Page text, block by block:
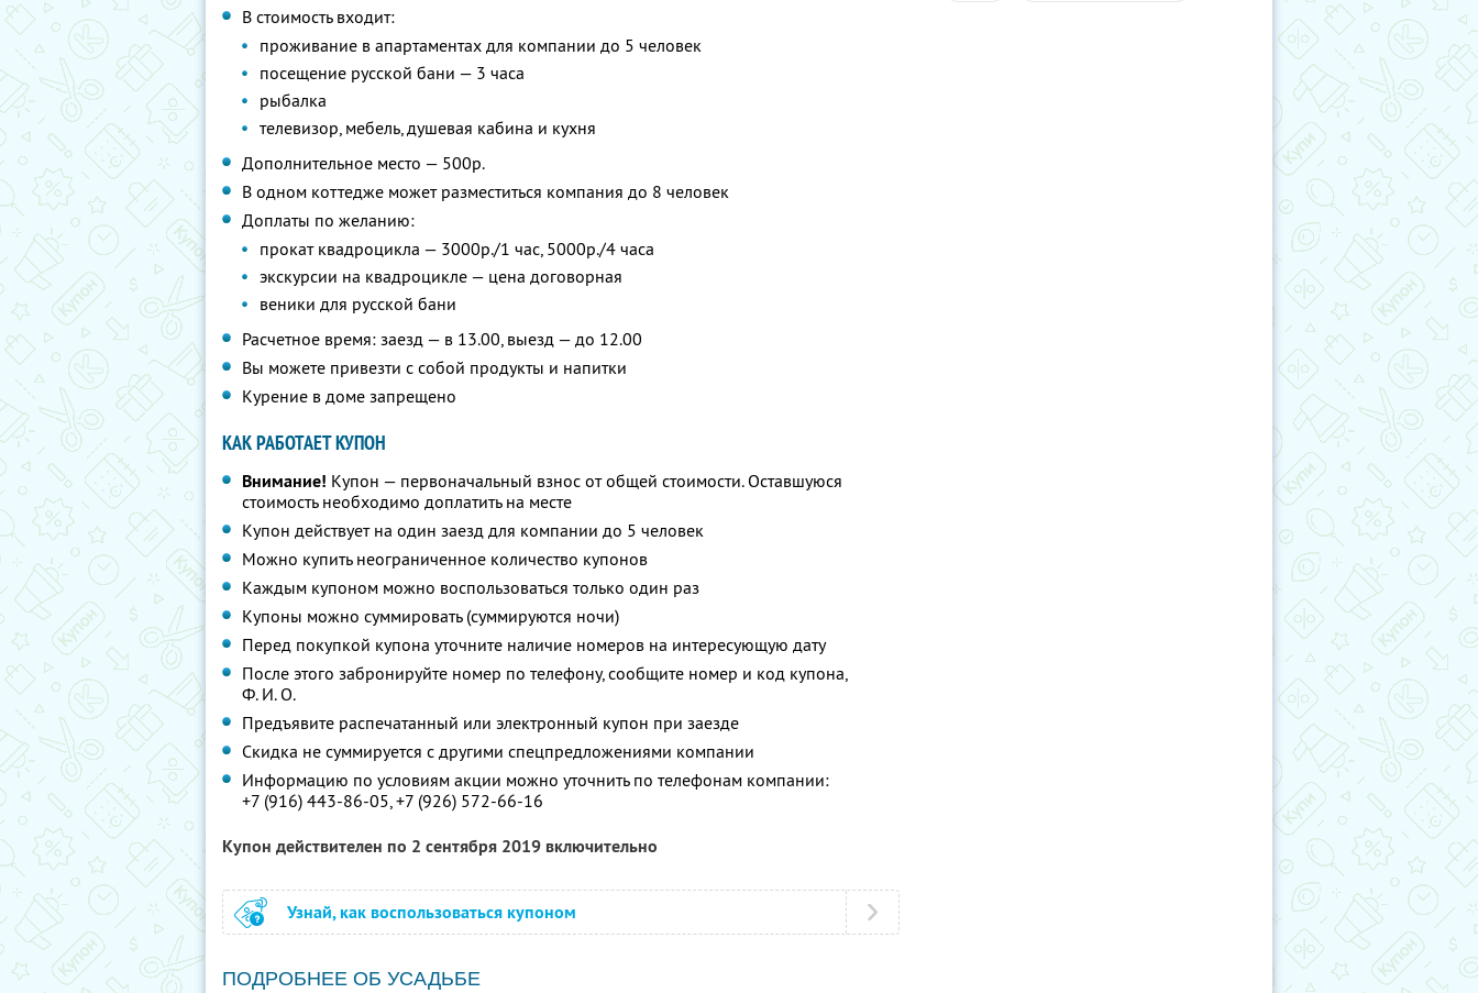
В стоимость входит:
проживание в апартаментах для компании до 5 человек
посещение русской бани — 3 часа
рыбалка
телевизор, мебель, душевая кабина и кухня
Дополнительное место — 500р.
В одном коттедже может разместиться компания до 8 человек
Доплаты по желанию:
прокат квадроцикла — 3000р./1 час, 5000р./4 часа
экскурсии на квадроцикле — цена договорная
веники для русской бани
Расчетное время: заезд — в 13.00, выезд — до 12.00
Вы можете привезти с собой продукты и напитки
Курение в доме запрещено
КАК РАБОТАЕТ КУПОН
Внимание! Купон — первоначальный взнос от общей стоимости. Оставшуюся
стоимость необходимо доплатить на месте
Купон действует на один заезд для компании до 5 человек
Можно купить неограниченное количество купонов
Каждым купоном можно воспользоваться только один раз
Купоны можно суммировать (суммируются ночи)
Перед покупкой купона уточните наличие номеров на интересующую дату
После этого забронируйте номер по телефону, сообщите номер и код купона,
Ф. И. О.
Предъявите распечатанный или электронный купон при заезде
Скидка не суммируется с другими спецпредложениями компании
Информацию по условиям акции можно уточнить по телефонам компании:
+7 (916) 443-86-05, +7 (926) 572-66-16
Купон действителен по 2 сентября 2019 включительно
Узнай, как воспользоваться купоном
ПОДРОБНЕЕ ОБ УСАДЬБЕ